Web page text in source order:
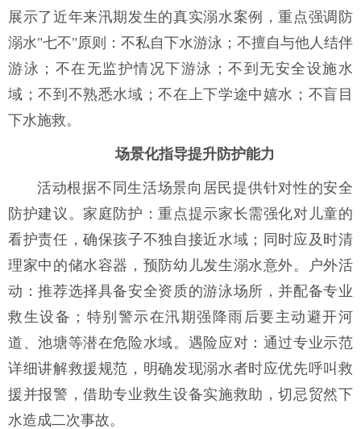
展示了近年来汛期发生的真实溺水案例，重点强调防
溺水"七不"原则：不私自下水游泳；不擅自与他人结伴
游泳；不在无监护情况下游泳；不到无安全设施水
域；不到不熟悉水域；不在上下学途中嬉水；不盲目
下水施救。
场景化指导提升防护能力
活动根据不同生活场景向居民提供针对性的安全
防护建议。 家庭防护 ：重点提示家长需强化对儿童的
看护责任，确保孩子不独自接近水域；同时应及时清
理家中的储水容器，预防幼儿发生溺水意外。
户外活
动 ：推荐选择具备安全资质的游泳场所，并配备专业
救生设备；特别警示在汛期强降雨后要主动避开河
道、池塘等潜在危险水域。 遇险应对 ：通过专业示范
详细讲解救援规范，明确发现溺水者时应优先呼叫救
援并报警，借助专业救生设备实施救助，切忌贸然下
水造成二次事故。